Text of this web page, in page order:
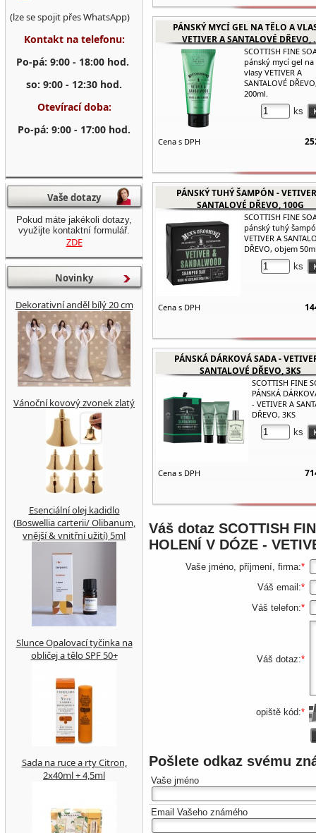
PÁNSKÝ MYCÍ GEL NA TĚLO A
VETIVER A SANTALOVÉ DŘEVO,
SCOTTISH FINE
pánský mycí gel
vlasy VETIVER A
SANTALOVÉ
200ml.
ks
Cena s DPH
PÁNSKÝ TUHÝ ŠAMPÓN -
SANTALOVÉ DŘEVO, 100G
SCOTTISH FINE
pánský tuhý
VETIVER A
DŘEVO, objem
ks
Cena s DPH
PÁNSKÁ DÁRKOVÁ SADA -
SANTALOVÉ DŘEVO, 3KS
SCOTTISH FINE
PÁNSKÁ
- VETIVER A
DŘEVO, 3KS
ks
Cena s DPH
Váš dotaz SCOTTISH
HOLENÍ V DÓZE -
Vaše jméno, příjmení, firma:*
Váš email:*
Váš telefon:*
Váš dotaz:*
opiště kód:*
Pošlete odkaz svému
Vaše jméno
Email Vašeho známého
(lze se spojit přes WhatsApp)
Kontakt na telefonu:
Po-pá: 9:00 - 18:00 hod.
so: 9:00 - 12:30 hod.
Otevírací doba:
Po-pá: 9:00 - 17:00 hod.
Vaše dotazy
Pokud máte jakékoli dotazy,
využijte kontaktní formulář.
ZDE
Novinky
Dekorativní anděl bílý 20 cm
Vánoční kovový zvonek zlatý
Esenciální olej kadidlo
(Boswellia carterii/ Olibanum,
vnější & vnitřní užití) 5ml
Slunce Opalovací tyčinka na
obličej a tělo SPF 50+
Sada na ruce a rty Citron,
2x40ml + 4,5ml